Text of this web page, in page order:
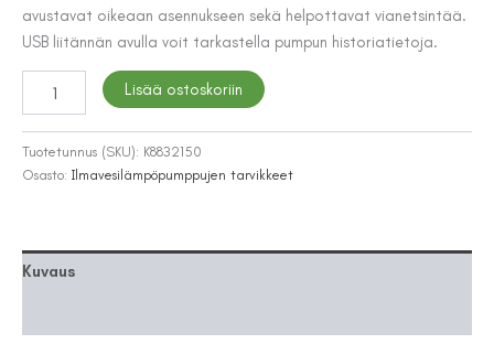
avustavat oikeaan asennukseen sekä helpottavat vianetsintää.
USB liitännän avulla voit tarkastella pumpun historiatietoja.
KONDENSSIVESIPUMPPU
COMBI
määrä
Lisää ostoskoriin
Tuotetunnus (SKU): K8832150
Osasto: Ilmavesilämpöpumppujen tarvikkeet
Kuvaus